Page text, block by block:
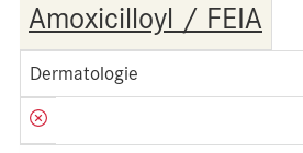
Amoxicilloyl / FEIA
Dermatologie